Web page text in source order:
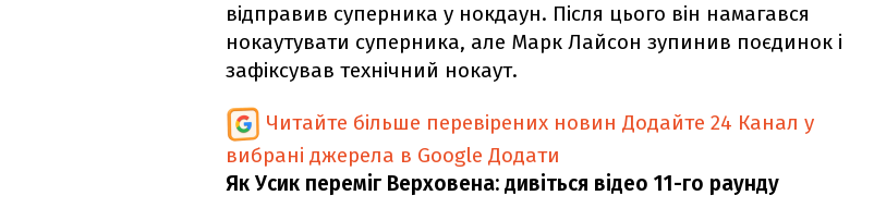
відправив суперника у нокдаун. Після цього він намагався
нокаутувати суперника, але Марк Лайсон зупинив поєдинок і
зафіксував технічний нокаут.
Читайте більше перевірених новин Додайте 24 Канал у
вибрані джерела в Google Додати
Як Усик переміг Верховена: дивіться відео 11-го раунду